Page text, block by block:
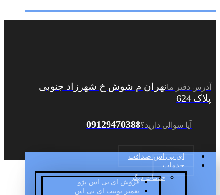
آدرس دفتر ماتهران م شوش خ شهرزاد جنوبی
پلاک 624
آیا سوالی دارید؟09129470388
ای بی اس صداقت
خدمات
خدمات دیگر
فروش ای بی اس پژو
تعمیر یونیت ای بی اس